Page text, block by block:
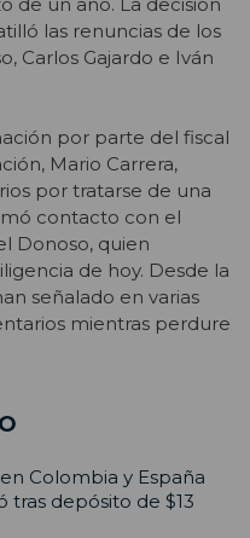
las renuncias de los
Carlos Gajardo e Iván
por parte del fiscal
Mario Carrera,
por tratarse de una
contacto con el
Donoso, quien
de hoy. Desde la
señalado en varias
mientras perdure
Colombia y España
tras depósito de $13